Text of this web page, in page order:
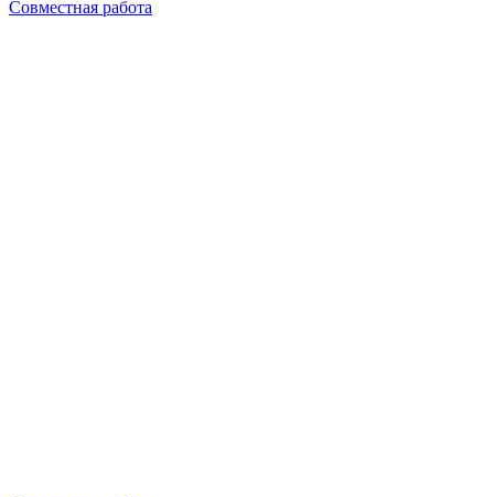
Совместная работа